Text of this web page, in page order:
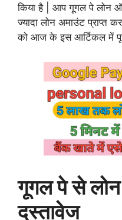
किया है | आप गूगल पे लोन
ज्यादा लोन अमाउंट प्राप्त
को आज के इस आर्टिकल में पूरा
गूगल पे से
दस्तावेज